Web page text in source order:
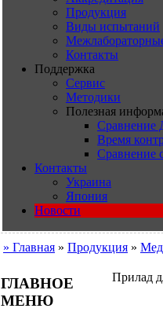
Продукция
Виды испытаний
Контакты
Поддержка
Сервис
Методики
Полезная
Сравнение
Время
Сравнение
Контакты
Украина
Япония
Новости
» Главная » Продукция »
ГЛАВНОЕ
МЕНЮ
Прилад